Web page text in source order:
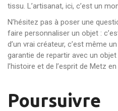
tissu. L’artisanat, ici, c’est un
N’hésitez pas à poser une
faire personnaliser un objet :
d’un vrai créateur, c’est même
garantie de repartir avec un objet
l’histoire et de l’esprit de Metz en
Poursuivre